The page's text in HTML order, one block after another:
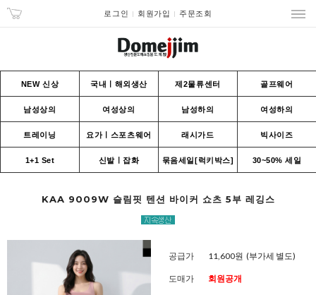
로그인 회원가입 주문조회
NEW 신상 국내ㅣ해외생산 제2물류센터 골프웨어
남성상의 여성상의 남성하의 여성하의
트레이닝 요가ㅣ스포츠웨어 래시가드 빅사이즈
1+1 Set 신발ㅣ잡화 묶음세일[럭키박스] 30~50% 세일
KAA 9009W 슬림핏 텐션 바이커 쇼츠 5부 레깅스
공급가 11,600원 (부가세 별도)
도매가 회원공개